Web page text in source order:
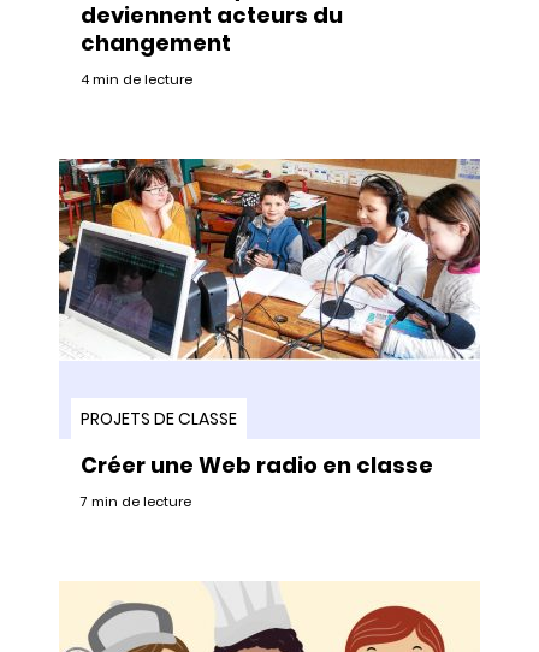
deviennent acteurs du
changement
4 min de lecture
PROJETS DE CLASSE
Créer une Web radio en classe
7 min de lecture